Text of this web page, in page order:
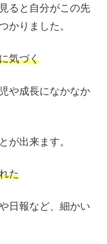
ると自分がこの先
かりました。
気づく
や成長になかなか
が出来ます。
た
日報など、細かい